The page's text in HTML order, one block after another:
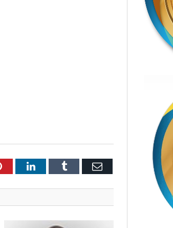
PinterestLinkedInTumblr Email